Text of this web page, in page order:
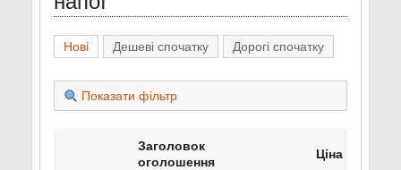
Нові Дешеві спочатку Дорогі спочатку
Показати фільтр
Заголовок
оголошення
Ціна